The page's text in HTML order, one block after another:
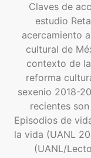
Claves de
estudio
acercamiento
cultural de
contexto de
reforma
sexenio 2018-
recientes
Episodios de
la vida (UANL
(UANL/